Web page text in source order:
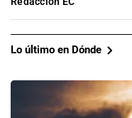
Lo último en Dónde